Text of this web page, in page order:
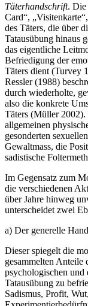
Täterhandschrift. Die
Card“,
des Täters, die über
Tatausübung hinaus
das eigentliche
Befriedigung der
Täters dient (Turvey
Ressler (1988)
durch wiederholte,
also die konkrete
Täters (Müller 2002).
allgemeinen
gesonderten
Gewaltmass, die
sadistische
Im Gegensatz zum
die verschiedenen
über Jahre hinweg
unterscheidet zwei
a) Der generelle
Dieser spiegelt die
gesammelten Anteile
psychologischen und
Tatausübung zu
Sadismus, Profit,